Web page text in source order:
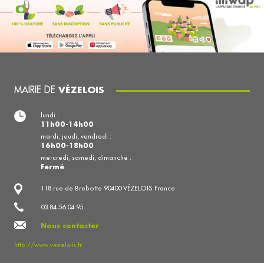
MAIRIE DE VÉZELOIS
118 rue de Brebotte 90400 VÉZELOIS France
03 84 56 04 95
Nous contacter
http://www.vezelois.fr
lundi :
11h00-14h00
mardi, jeudi, vendredi :
16h00-18h00
mercredi, samedi, dimanche :
Fermé